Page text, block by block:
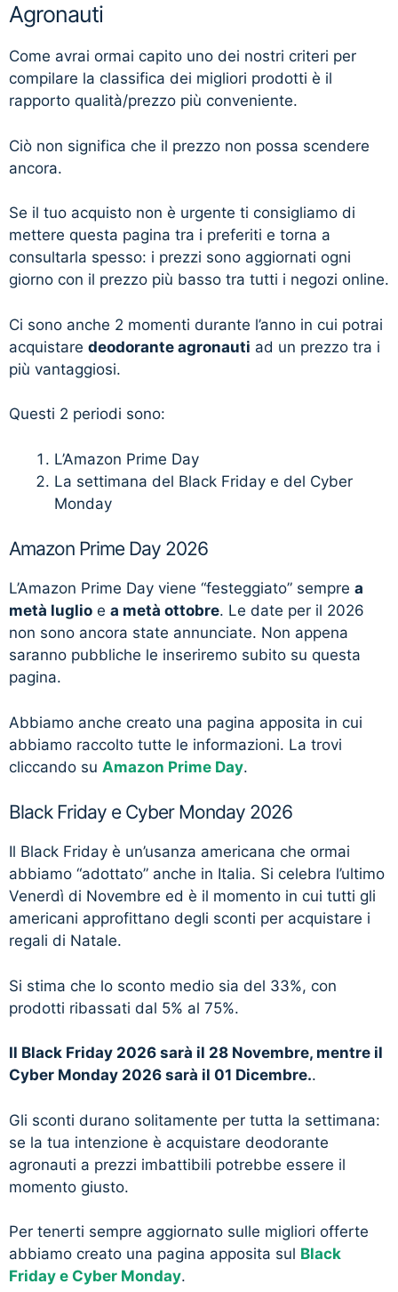
Agronauti
Come avrai ormai capito uno dei nostri criteri per
compilare la classifica dei migliori prodotti è il
rapporto qualità/prezzo più conveniente.
Ciò non significa che il prezzo non possa scendere
ancora.
Se il tuo acquisto non è urgente ti consigliamo di
mettere questa pagina tra i preferiti e torna a
consultarla spesso: i prezzi sono aggiornati ogni
giorno con il prezzo più basso tra tutti i negozi online.
Ci sono anche 2 momenti durante l’anno in cui potrai
acquistare deodorante agronauti ad un prezzo tra i
più vantaggiosi.
Questi 2 periodi sono:
L’Amazon Prime Day
La settimana del Black Friday e del Cyber
Monday
Amazon Prime Day 2026
L’Amazon Prime Day viene “festeggiato” sempre a
metà luglio e a metà ottobre. Le date per il 2026
non sono ancora state annunciate. Non appena
saranno pubbliche le inseriremo subito su questa
pagina.
Abbiamo anche creato una pagina apposita in cui
abbiamo raccolto tutte le informazioni. La trovi
cliccando su Amazon Prime Day.
Black Friday e Cyber Monday 2026
Il Black Friday è un’usanza americana che ormai
abbiamo “adottato” anche in Italia. Si celebra l’ultimo
Venerdì di Novembre ed è il momento in cui tutti gli
americani approfittano degli sconti per acquistare i
regali di Natale.
Si stima che lo sconto medio sia del 33%, con
prodotti ribassati dal 5% al 75%.
Il Black Friday 2026 sarà il 28 Novembre, mentre il
Cyber Monday 2026 sarà il 01 Dicembre..
Gli sconti durano solitamente per tutta la settimana:
se la tua intenzione è acquistare deodorante
agronauti a prezzi imbattibili potrebbe essere il
momento giusto.
Per tenerti sempre aggiornato sulle migliori offerte
abbiamo creato una pagina apposita sul Black
Friday e Cyber Monday.